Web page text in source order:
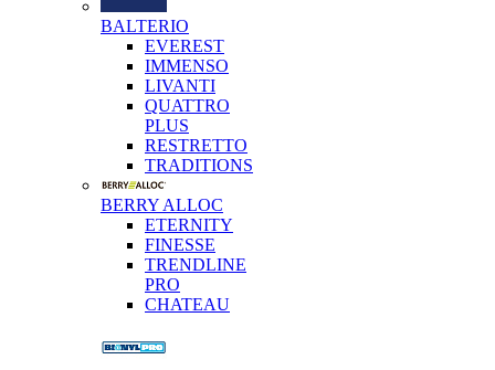
BALTERIO
EVEREST
IMMENSO
LIVANTI
QUATTRO
PLUS
RESTRETTO
TRADITIONS
BERRY ALLOC
ETERNITY
FINESSE
TRENDLINE
PRO
CHATEAU